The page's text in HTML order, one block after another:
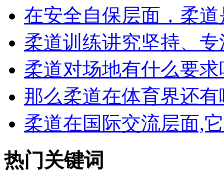
在安全自保层面，柔道
柔道训练讲究坚持、专
柔道对场地有什么要求
那么柔道在体育界还有
柔道在国际交流层面,
热门关键词